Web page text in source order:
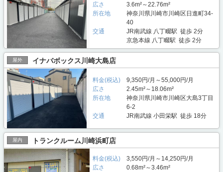
広さ
3.6m²～22.76m²
所在地
神奈川県川崎市川崎区日進町34-
40
交通
JR南武線 八丁畷駅 徒歩 2分
京急本線 八丁畷駅 徒歩 2分
屋外 イナバボックス川崎大島店
料金(税込)
9,350円/月～55,000円/月
広さ
2.45m²～18.06m²
所在地
神奈川県川崎市川崎区大島3丁目
6-2
交通
JR南武線 小田栄駅 徒歩 18分
屋内 トランクルーム川崎浜町店
料金(税込)
3,550円/月～14,250円/月
広さ
0.68m²～3.46m²